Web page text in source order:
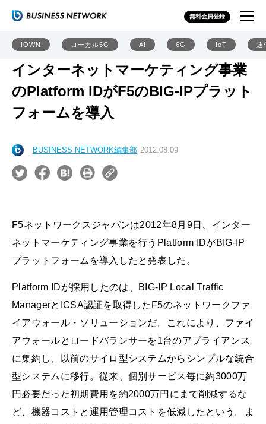
無料会員登録
IOWN ローカル5G AI 6G IoT 通
インターネットマーケティング事業
のPlatform IDがF5のBIG-IPプラット
フォームを導入
BUSINESS NETWORK編集部 2012.08.09
F5ネットワークスジャパンは2012年8月9日、インター
ネットマーケティング事業を行うPlatform IDがBIG-IP
プラットフォームを導入したと発表した。
Platform IDが採用したのは、BIG-IP Local Traffic
ManagerとICSA認証を取得したF5のネットワークファ
イアウォール・ソリューションだ。これにより、ファイ
アウォールとロードバランサーを1台のアプライアンス
に集約し、以前のサイロ型システムからシンプルな統合
型システムに移行。従来、個別サービス毎に約3000万
円必要だった初期費用を約2000万円にまで削減するな
ど、機器コストと運用管理コストを低減したという。ま